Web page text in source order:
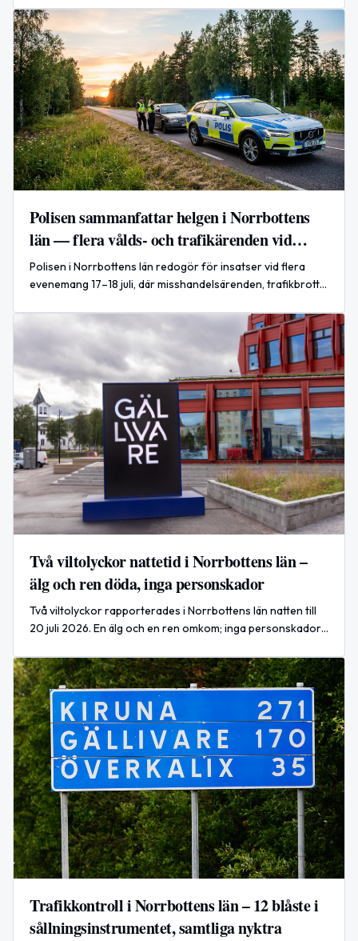
Polisen sammanfattar helgen i Norrbottens
län — flera vålds- och trafikärenden vid
evenemang
Polisen i Norrbottens län redogör för insatser vid flera
evenemang 17–18 juli, där misshandelsärenden, trafikbrott
Två viltolyckor nattetid i Norrbottens län –
älg och ren döda, inga personskador
Två viltolyckor rapporterades i Norrbottens län natten till
20 juli 2026. En älg och en ren omkom; inga personskador
Trafikkontroll i Norrbottens län – 12 blåste i
sållningsinstrumentet, samtliga nyktra